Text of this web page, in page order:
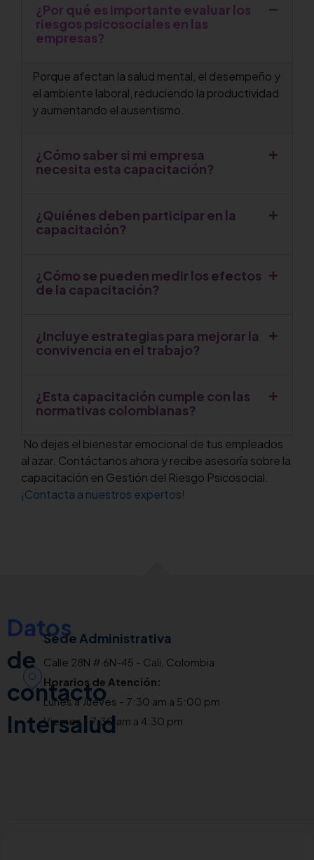
¿Por qué es importante evaluar los
riesgos psicosociales en las
empresas?
Porque afectan la salud mental, el desempeño y
el ambiente laboral, reduciendo la productividad
y aumentando el ausentismo.
¿Cómo saber si mi empresa
necesita esta capacitación?
¿Quiénes deben participar en la
capacitación?
¿Cómo se pueden medir los efectos
de la capacitación?
¿Incluye estrategias para mejorar la
convivencia en el trabajo?
¿Esta capacitación cumple con las
normativas colombianas?
No dejes el bienestar emocional de tus empleados
al azar. Contáctanos ahora y recibe asesoría sobre la
capacitación en Gestión del Riesgo Psicosocial.
¡Contacta a nuestros expertos!
Datos
de
contacto
Intersalud
Sede Administrativa
Calle 28N # 6N-45 - Cali, Colombia
Horarios de Atención:
Lunes a Jueves - 7:30 am a 5:00 pm
Viernes - 7:30 am a 4:30 pm